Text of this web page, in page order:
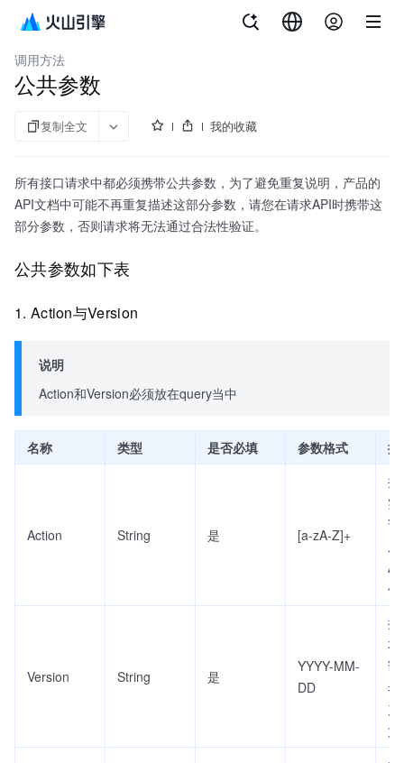
API 签名调用指南
调用方法
公共参数
复制全文 我的收藏
所有接口请求中都必须携带公共参数，为了避免重复说明，产品的
API文档中可能不再重复描述这部分参数，请您在请求API时携带这
部分参数，否则请求将无法通过合法性验证。
公共参数如下表
1. Action与Version
说明
Action和Version必须放在query当中
名称 类型 是否必填 参数格式 描
Action String 是 [a-zA-Z]+
接
请
值
Version String 是
YYYY-MM-
DD
接
本
调
考
文